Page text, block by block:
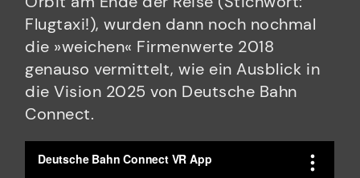
Flugtaxi!), wurden dann noch nochmal
die »weichen« Firmenwerte 2018
genauso vermittelt, wie ein Ausblick in
die Vision 2025 von Deutsche Bahn
Connect.